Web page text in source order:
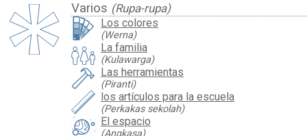
Varios (Rupa-rupa)
Los colores
(Werna)
La familia
(Kulawarga)
Las herramientas
(Piranti)
los artículos para la escuela
(Perkakas sekolah)
El espacio